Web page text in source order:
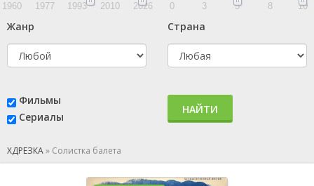
1960 1977 1993 2010 2026 0 3 5 8 10
Жанр Страна
Фильмы
Сериалы
НАЙТИ
ХДРЕЗКА» Солистка балета